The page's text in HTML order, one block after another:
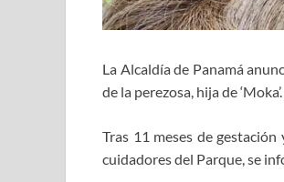
La Alcaldía de Panamá
de la perezosa, hija de ‘Moka’.
Tras 11 meses de
cuidadores del Parque, se